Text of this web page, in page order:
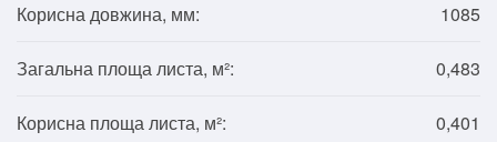
Корисна довжина, мм: 1085
Загальна площа листа, м²: 0,483
Корисна площа листа, м²: 0,401